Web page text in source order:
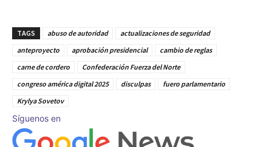
TAGS abuso de autoridad
actualizaciones de seguridad
anteproyecto
aprobación presidencial
cambio de reglas
carne de cordero
Confederación Fuerza del Norte
congreso américa digital 2025
disculpas
fuero parlamentario
Krylya Sovetov
Síguenos en